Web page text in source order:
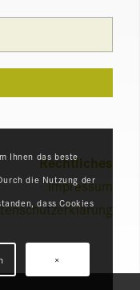
Recht­liches
Impres­sum
Ihnen das beste
die Nutzung der
dass Cookies
×